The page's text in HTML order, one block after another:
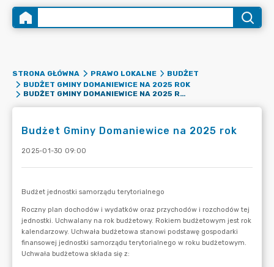
STRONA GŁÓWNA PRAWO LOKALNE
BUDŻET
BUDŻET GMINY DOMANIEWICE NA 2025 ROK
BUDŻET GMINY DOMANIEWICE NA 2025 ROK
Budżet Gminy Domaniewice na 2025 rok
2025-01-30 09:00